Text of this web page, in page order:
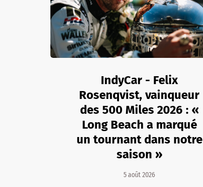
IndyCar - Felix
Rosenqvist, vainqueur
des 500 Miles 2026 : «
Long Beach a marqué
un tournant dans notre
saison »
5 août 2026